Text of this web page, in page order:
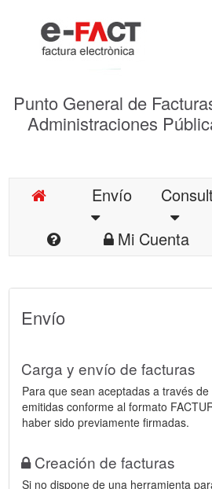
Punto General de
Administraciones
Envío
Mi Cuenta
Envío
Carga y envío de facturas
Para que sean aceptadas a través
emitidas conforme al formato
haber sido previamente firmadas.
Creación de facturas
Si no dispone de una herramienta